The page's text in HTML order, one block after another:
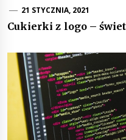
21 STYCZNIA, 2021
Cukierki z logo –